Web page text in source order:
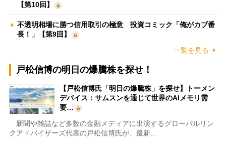
【第10回】
不透明相場に勝つ信用取引の極意 投資コミック「俺がカブ番
長！」【第9回】
一覧を見る
戸松信博の明日の爆騰株を探せ！
【戸松信博氏「明日の爆騰株」を探せ】トーメン
デバイス：サムスンを通じて世界のAIメモリ需
要…
新聞や雑誌など多数の金融メディアに出演するグローバルリン
クアドバイザーズ代表の戸松信博氏が、最新…